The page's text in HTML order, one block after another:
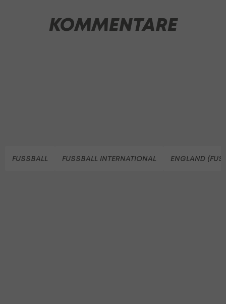
KOMMENTARE
FUSSBALL FUSSBALL INTERNATIONAL ENGLAND